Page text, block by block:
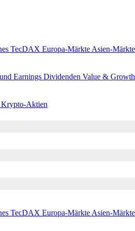
TecDAX Europa-Märkte Asien-Märkte
Earnings Dividenden Value & Growth
Krypto-Aktien
TecDAX Europa-Märkte Asien-Märkte